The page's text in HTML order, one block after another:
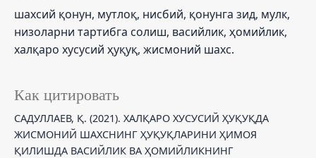
шахсий қонун, мутлоқ, нисбий, қонунга зид, мулк,
низоларни тартибга солиш, васийлик, ҳомийлик,
халқаро хусусий ҳуқуқ, жисмоний шахс.
Как цитировать
САДУЛЛАЕВ, Қ. (2021). ХАЛҚАРО ХУСУСИЙ ҲУҚУҚДА
ЖИСМОНИЙ ШАХСНИНГ ҲУҚУҚЛАРИНИ ҲИМОЯ
ҚИЛИШДА ВАСИЙЛИК ВА ҲОМИЙЛИКНИНГ